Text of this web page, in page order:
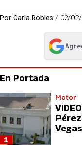
Por Carla Robles / 02/02/
abre en
En Portada
Motor
Vegas
1